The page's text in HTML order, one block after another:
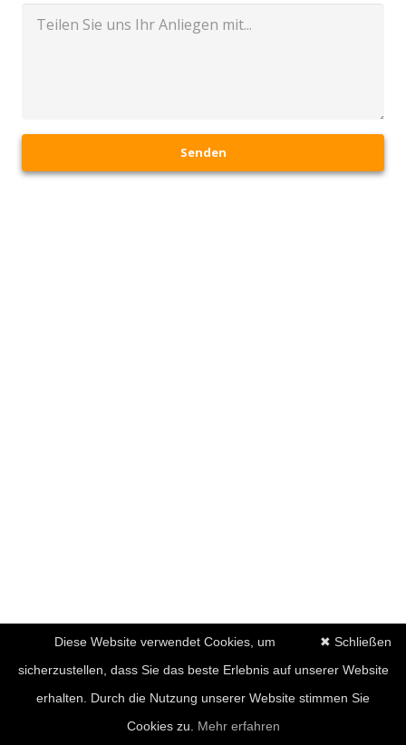
Senden
✖ Schließen
Diese Website verwendet Cookies, um
sicherzustellen, dass Sie das beste Erlebnis auf unserer Website
erhalten. Durch die Nutzung unserer Website stimmen Sie
Cookies zu. Mehr erfahren